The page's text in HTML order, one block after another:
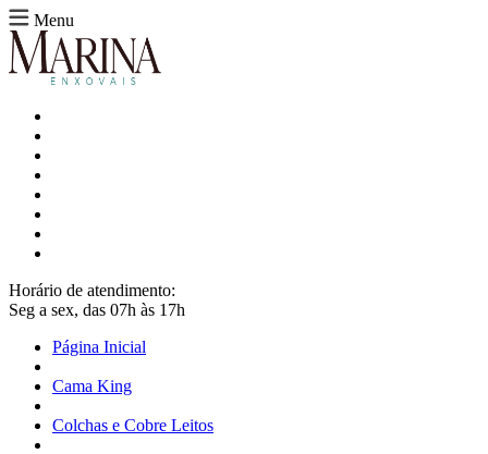
Menu
Horário de atendimento:
Seg a sex, das 07h às 17h
Página Inicial
Cama King
Colchas e Cobre Leitos